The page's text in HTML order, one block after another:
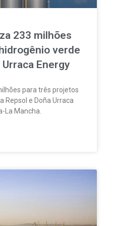
233 milhões
verde
Urraca Energy
para três projetos
Repsol e Doña Urraca
La Mancha.